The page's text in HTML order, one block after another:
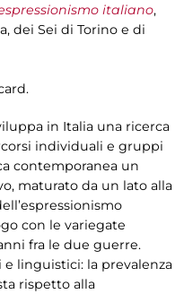
italiano,
dei Sei di Torino e di
in Italia una ricerca
individuali e gruppi
contemporanea un
maturato da un lato alla
con le variegate
fra le due guerre.
linguistici: la prevalenza
rispetto alla